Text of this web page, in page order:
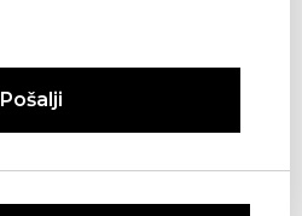
Pošalji